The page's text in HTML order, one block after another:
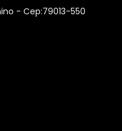
- Cep:79013-550